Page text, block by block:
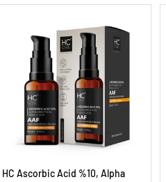
HC Ascorbic Acid %10, Alpha